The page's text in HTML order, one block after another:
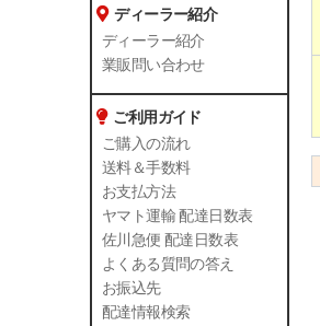
ディーラー紹介
ディーラー紹介
業販問い合わせ
ご利用ガイド
ご購入の流れ
送料＆手数料
お支払方法
ヤマト運輸 配達日数表
佐川急便 配達日数表
よくある質問の答え
お振込先
配達情報検索